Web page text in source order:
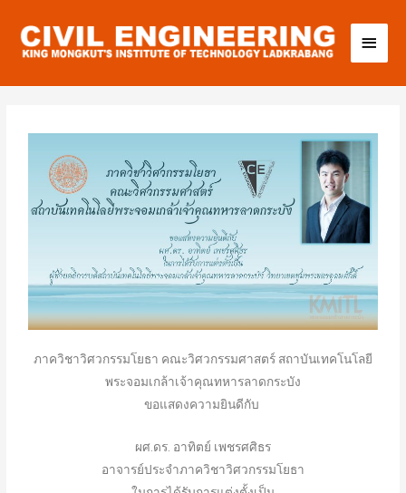
ภาควิชาวิศวกรรมโยธา คณะวิศวกรรมศาสตร์ สถาบันเทคโนโลยี
พระจอมเกล้าเจ้าคุณทหารลาดกระบัง
ขอแสดงความยินดีกับ
ผศ.ดร. อาทิตย์ เพชรศศิธร
อาจารย์ประจำภาควิชาวิศวกรรมโยธา